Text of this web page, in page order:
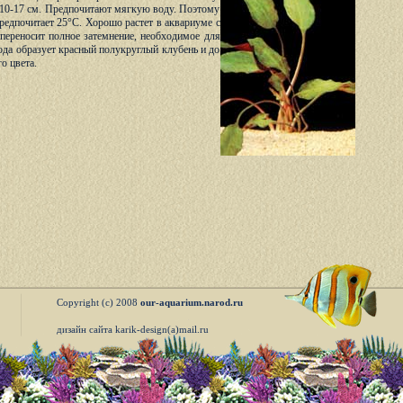
17 см. Предпочитают мягкую воду. Поэтому
25°С. Хорошо растет в аквариуме с
полное затемнение, необходимое для
образует красный полукруглый клубень и до
цвета.
Copyright (c) 2008 our-aquarium.narod.ru
дизайн сайта karik-design(a)mail.ru